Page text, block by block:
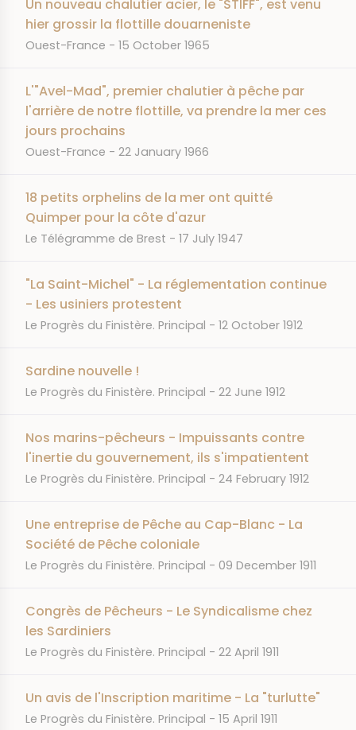
Un nouveau chalutier acier, le "STIFF", est venu
hier grossir la flottille douarneniste
JOURNAL
Ouest-France DATE
15 October 1965
L'"Avel-Mad", premier chalutier à pêche par
l'arrière de notre flottille, va prendre la mer ces
jours prochains
JOURNAL
Ouest-France DATE
22 January 1966
18 petits orphelins de la mer ont quitté
Quimper pour la côte d'azur
JOURNAL
Le Télégramme de Brest DATE
17 July 1947
"La Saint-Michel" - La réglementation continue
- Les usiniers protestent
JOURNAL
Le Progrès du Finistère. Principal DATE
12 October 1912
Sardine nouvelle !
JOURNAL
Le Progrès du Finistère. Principal DATE
22 June 1912
Nos marins-pêcheurs - Impuissants contre
l'inertie du gouvernement, ils s'impatientent
JOURNAL
Le Progrès du Finistère. Principal DATE
24 February 1912
Une entreprise de Pêche au Cap-Blanc - La
Société de Pêche coloniale
JOURNAL
Le Progrès du Finistère. Principal DATE
09 December 1911
Congrès de Pêcheurs - Le Syndicalisme chez
les Sardiniers
JOURNAL
Le Progrès du Finistère. Principal DATE
22 April 1911
Un avis de l'Inscription maritime - La "turlutte"
JOURNAL
Le Progrès du Finistère. Principal DATE
15 April 1911